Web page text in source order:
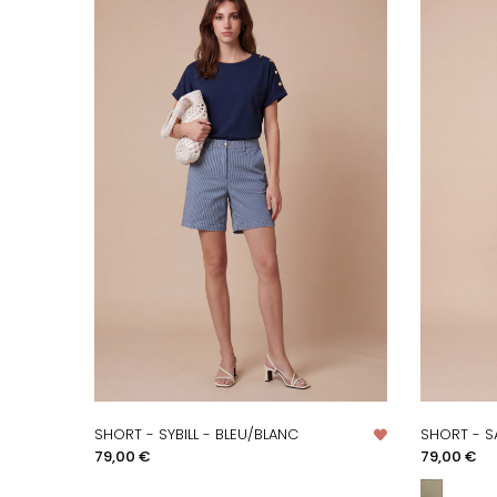
SHORT - SYBILL - BLEU/BLANC
Prix
79,00 €
SHORT -
Prix
79,00 €